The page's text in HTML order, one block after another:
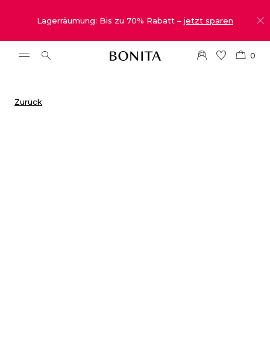
Lagerräumung: Bis zu 70% Rabatt – jetzt sparen
0
Zurück